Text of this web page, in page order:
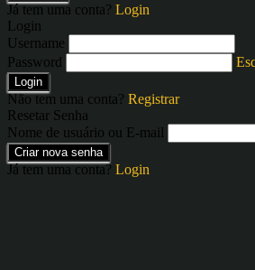
Já tem uma conta? Login
Login
Username
Password
Login
Não tem uma conta? Registrar
Resetar Senha
Nome de usuário ou E-mail
Criar nova senha
Já tem uma conta? Login